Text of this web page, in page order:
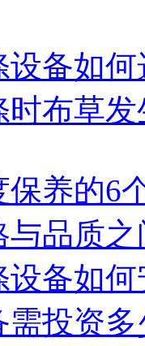
备如何
布草
养的6
品质
备如
需投资多